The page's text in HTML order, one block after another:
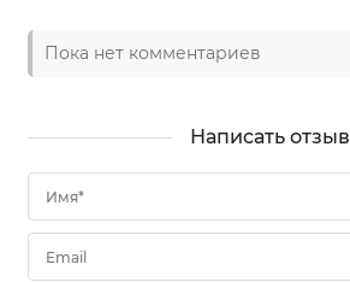
Пока нет комментариев
Написать отзыв
Имя*
Email